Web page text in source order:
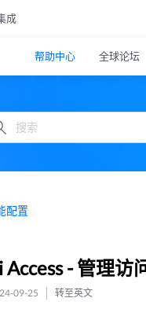
成
帮助中心 全球论坛
配置
Access - 管理访
09-25 转至英文